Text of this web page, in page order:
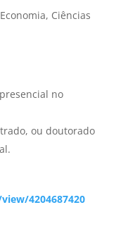
Ciências
no
ou doutorado
4204687420